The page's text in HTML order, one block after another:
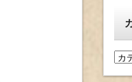
カ